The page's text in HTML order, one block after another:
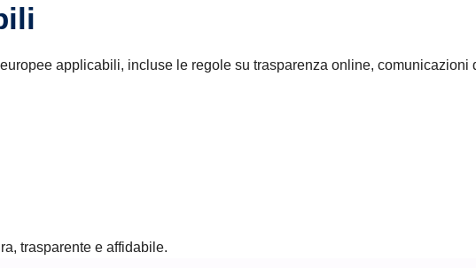
applicabili, incluse le regole su trasparenza online,
trasparente e affidabile.